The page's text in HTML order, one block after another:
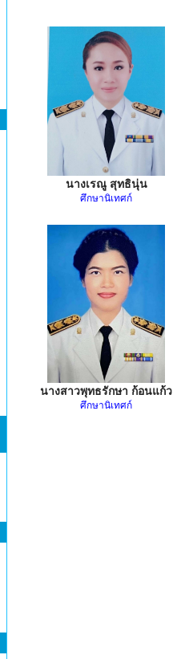
นางเรณู สุทธินุ่น
ศึกษานิเทศก์
นางสาวพุทธรักษา ก้อนแก้ว
ศึกษานิเทศก์